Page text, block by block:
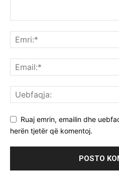
Ruaj emrin, emailin dhe
herën tjetër që komentoj.